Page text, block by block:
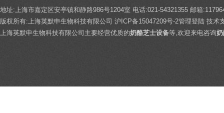
地址:上海市嘉定区安亭镇和静路986号1204室 电话:021-54321355 邮箱
版权所有:上海英默申生物科技有限公司 沪ICP备15047209号-2管理登陆 技术
上海英默申生物科技有限公司主要经营优质的奶酪芝士设备等,欢迎来电咨询